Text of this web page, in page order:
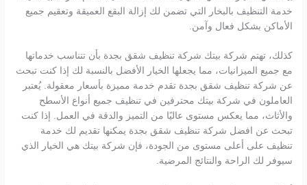
خدمة التنظيف بالبخار التي تضمن لك إزالة البقع العميقة وتعقيم جميع
الأماكن بشكل فعال وآمن.
كذلك، تهتم شركة بيتك شركة تنظيف شقق بجدة بأن تتناسب خدماتها
مع جميع الميزانيات، مما يجعلها الخيار الأفضل بالنسبة لك إذا كنت تبحث
عن شركة تنظيف شقق بجدة تقدم خدمة مميزة بأسعار معقولة. يُعتبر
العاملون في شركة بيتك محترفين في تنظيف جميع أنواع الأسطح
والأثاث، مما يعكس مستوى عاليًا من التميز والدقة في العمل. إذا كنت
تبحث عن افضل شركة تنظيف شقق بجدة يمكنها تقديم لك خدمة
تنظيف على أعلى مستوى من الجودة، فإن شركة بيتك هي الخيار الذي
سيوفر لك الراحة والنتائج المرضية.